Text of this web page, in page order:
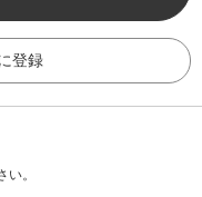
登録
い。